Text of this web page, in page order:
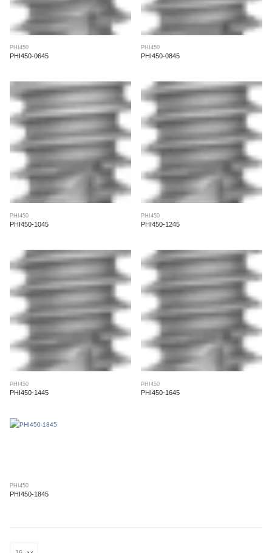
PHI450
PHI450-0645
PHI450
PHI450-0845
PHI450
PHI450-1045
PHI450
PHI450-1245
PHI450
PHI450-1445
PHI450
PHI450-1645
PHI450
PHI450-1845